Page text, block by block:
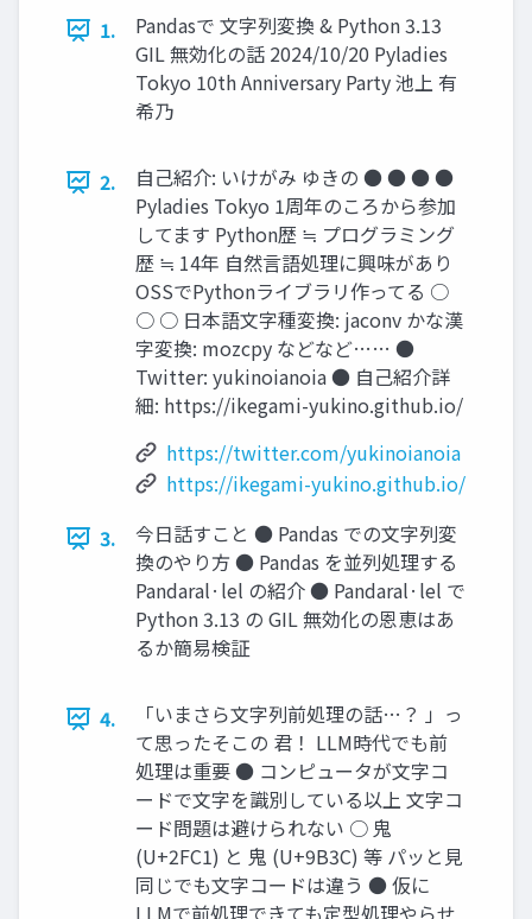
1.
Pandasで 文字列変換 & Python 3.13
GIL 無効化の話 2024/10/20 Pyladies
Tokyo 10th Anniversary Party 池上 有
希乃
2.
自己紹介: いけがみ ゆきの ● ● ● ●
Pyladies Tokyo 1周年のころから参加
してます Python歴 ≒ プログラミング
歴 ≒ 14年 自然言語処理に興味があり
OSSでPythonライブラリ作ってる ○
○ ○ 日本語文字種変換: jaconv かな漢
字変換: mozcpy などなど…… ●
Twitter: yukinoianoia ● 自己紹介詳
細: https://ikegami-yukino.github.io/
https://twitter.com/yukinoianoia
https://ikegami-yukino.github.io/
3.
今日話すこと ● Pandas での文字列変
換のやり方 ● Pandas を並列処理する
Pandaral·lel の紹介 ● Pandaral·lel で
Python 3.13 の GIL 無効化の恩恵はあ
るか簡易検証
4.
「いまさら文字列前処理の話…？ 」っ
て思ったそこの 君！ LLM時代でも前
処理は重要 ● コンピュータが文字コ
ードで文字を識別している以上 文字コ
ード問題は避けられない ○ ⿁
(U+2FC1) と 鬼 (U+9B3C) 等 パッと見
同じでも文字コードは違う ● 仮に
LLMで前処理できても定型処理やらせ